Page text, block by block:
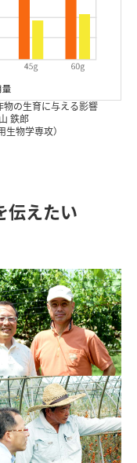
物の生育に与える影響
鉄郎
生物学専攻）
伝えたい